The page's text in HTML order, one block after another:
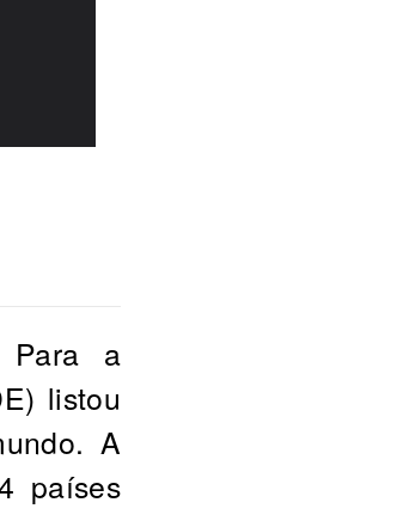
Para a
listou
A
países